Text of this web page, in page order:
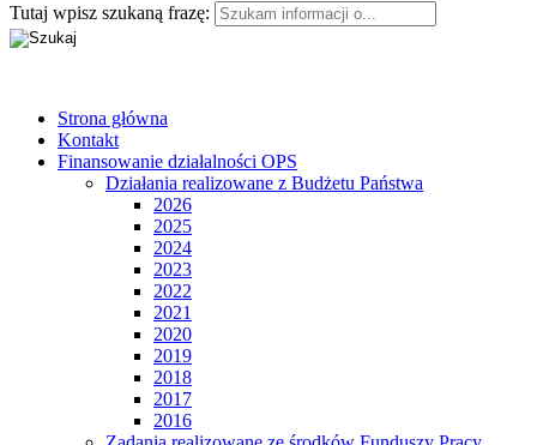
Tutaj wpisz szukaną frazę:
Strona główna
Kontakt
Finansowanie działalności OPS
Działania realizowane z Budżetu Państwa
2026
2025
2024
2023
2022
2021
2020
2019
2018
2017
2016